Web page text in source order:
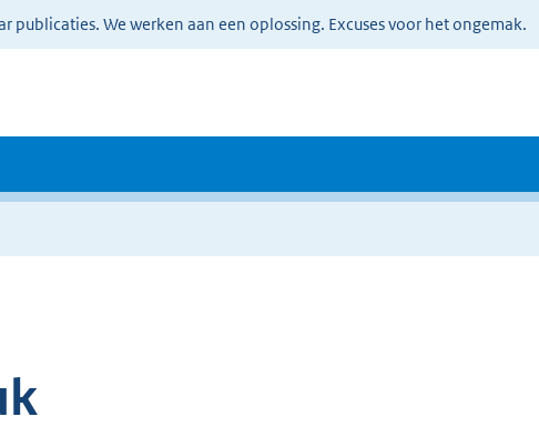
We werken aan een oplossing. Excuses voor het ongemak.